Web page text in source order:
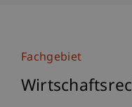
Fachgebiet